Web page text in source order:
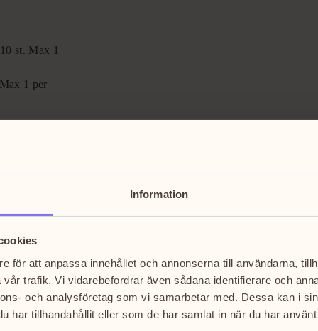
Information
för att anpassa innehållet och annonserna till användarna,
trafik. Vi vidarebefordrar även sådana identifierare och
och analysföretag som vi samarbetar med. Dessa kan i
har tillhandahållit eller som de har samlat in när du har
st. Max 1
1 per
med
&